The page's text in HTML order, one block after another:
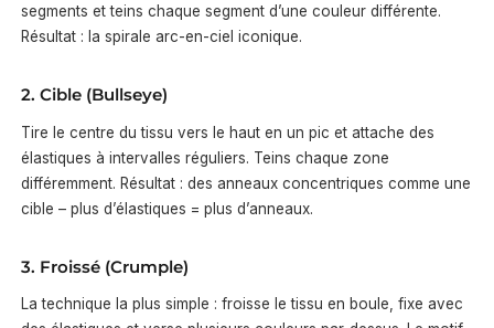
segments et teins chaque segment d’une couleur différente.
Résultat : la spirale arc-en-ciel iconique.
2. Cible (Bullseye)
Tire le centre du tissu vers le haut en un pic et attache des
élastiques à intervalles réguliers. Teins chaque zone
différemment. Résultat : des anneaux concentriques comme une
cible – plus d’élastiques = plus d’anneaux.
3. Froissé (Crumple)
La technique la plus simple : froisse le tissu en boule, fixe avec